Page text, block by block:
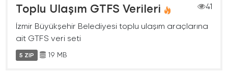
Toplu Ulaşım GTFS Verileri
41
İzmir Büyükşehir Belediyesi toplu ulaşım araçlarına
ait GTFS veri seti
5 ZIP 19 MB